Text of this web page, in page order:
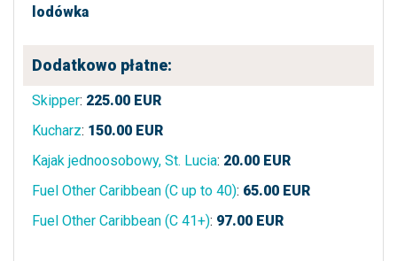
lodówka
Dodatkowo płatne:
Skipper: 225.00 EUR
Kucharz: 150.00 EUR
Kajak jednoosobowy, St. Lucia: 20.00 EUR
Fuel Other Caribbean (C up to 40): 65.00 EUR
Fuel Other Caribbean (C 41+): 97.00 EUR